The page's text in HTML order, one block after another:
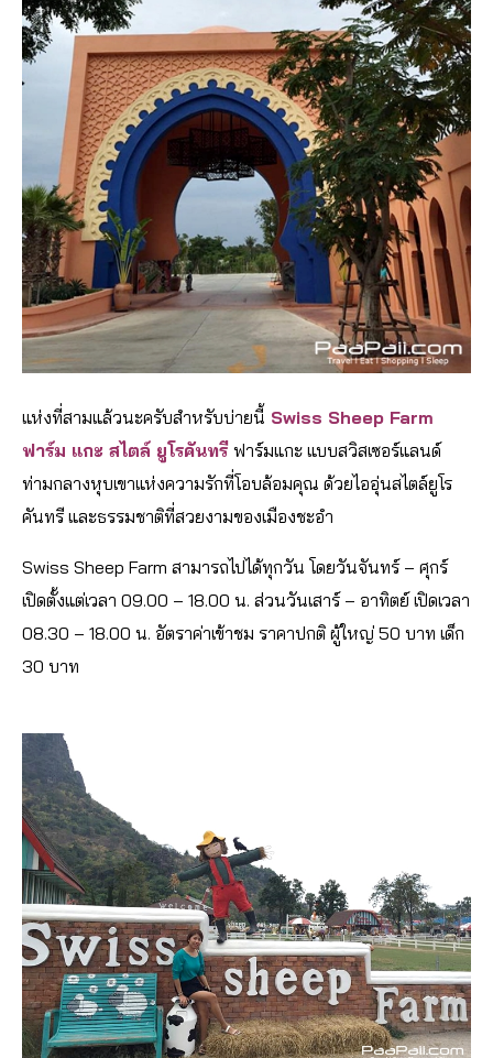
แห่งที่สามแล้วนะครับสำหรับบ่ายนี้ Swiss Sheep Farm
ฟาร์ม แกะ สไตล์ ยูโรคันทรี ฟาร์มแกะ แบบสวิสเซอร์แลนด์
ท่ามกลางหุบเขาแห่งความรักที่โอบล้อมคุณ ด้วยไออุ่นสไตล์ยูโร
คันทรี และธรรมชาติที่สวยงามของเมืองชะอำ
Swiss Sheep Farm สามารถไปได้ทุกวัน โดยวันจันทร์ – ศุกร์
เปิดตั้งแต่เวลา 09.00 – 18.00 น. ส่วนวันเสาร์ – อาทิตย์ เปิดเวลา
08.30 – 18.00 น. อัตราค่าเข้าชม ราคาปกติ ผู้ใหญ่ 50 บาท เด็ก
30 บาท